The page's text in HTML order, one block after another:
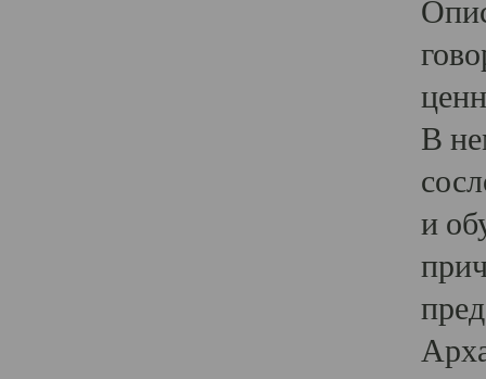
В
и